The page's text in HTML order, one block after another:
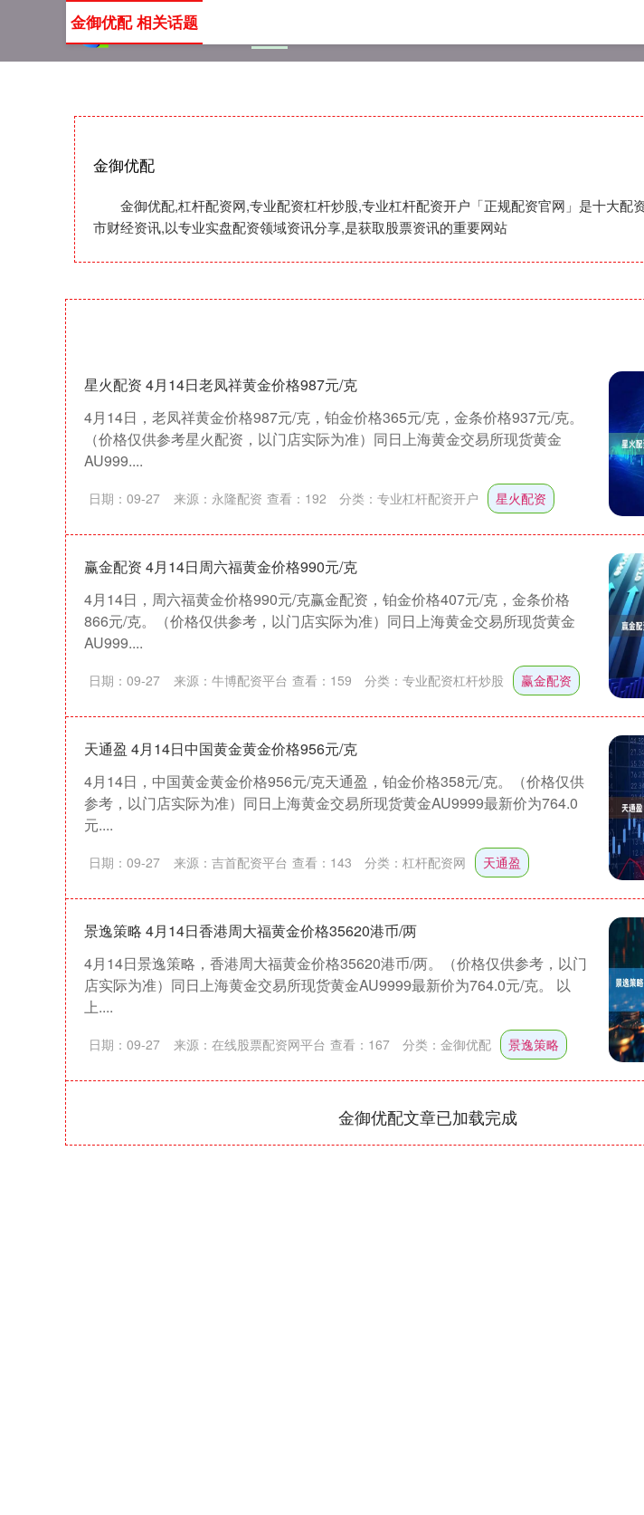
金御优配
金御优配,杠杆配资网,专业配资杠杆炒股,专业杠杆配资开户「正规配资官网」是十大
市财经资讯,以专业实盘配资领域资讯分享,是获取股票资讯的重要网站
金御优配 相关话题
星火配资 4月14日老凤祥黄金价格987元/克
4月14日，老凤祥黄金价格987元/克，铂金价格365元/克，金条价格937元/克。
（价格仅供参考星火配资，以门店实际为准）同日上海黄金交易所现货黄金
AU999....
日期：09-27 来源：永隆配资 查看： 192 分类： 专业杠杆配资开户 星火配资
赢金配资 4月14日周六福黄金价格990元/克
4月14日，周六福黄金价格990元/克赢金配资，铂金价格407元/克，金条价格
866元/克。（价格仅供参考，以门店实际为准）同日上海黄金交易所现货黄金
AU999....
日期：09-27 来源：牛博配资平台 查看： 159 分类： 专业配资杠杆炒股 赢金配资
天通盈 4月14日中国黄金黄金价格956元/克
4月14日，中国黄金黄金价格956元/克天通盈，铂金价格358元/克。（价格仅供
参考，以门店实际为准）同日上海黄金交易所现货黄金AU9999最新价为764.0
元....
日期：09-27 来源：吉首配资平台 查看： 143 分类： 杠杆配资网 天通盈
景逸策略 4月14日香港周大福黄金价格35620港币/两
4月14日景逸策略，香港周大福黄金价格35620港币/两。（价格仅供参考，以门
店实际为准）同日上海黄金交易所现货黄金AU9999最新价为764.0元/克。 以
上....
日期：09-27 来源：在线股票配资网平台 查看： 167 分类： 金御优配 景逸策略
金御优配文章已加载完成
1.02% 深证成指 14311.01 200.89 1.42% 沪深300 4694.44